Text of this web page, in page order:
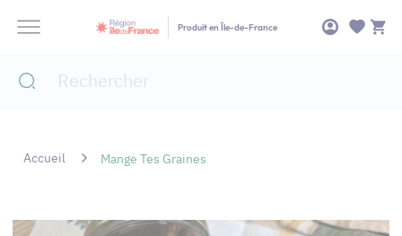
Produit en Île-de-France
Accueil Mange Tes Graines